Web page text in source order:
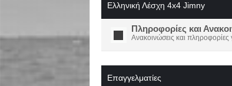
Ελληνική Λέσχη 4x4 Jimny
Πληροφορίες και
Ανακοινώσεις και
Επαγγελματίες